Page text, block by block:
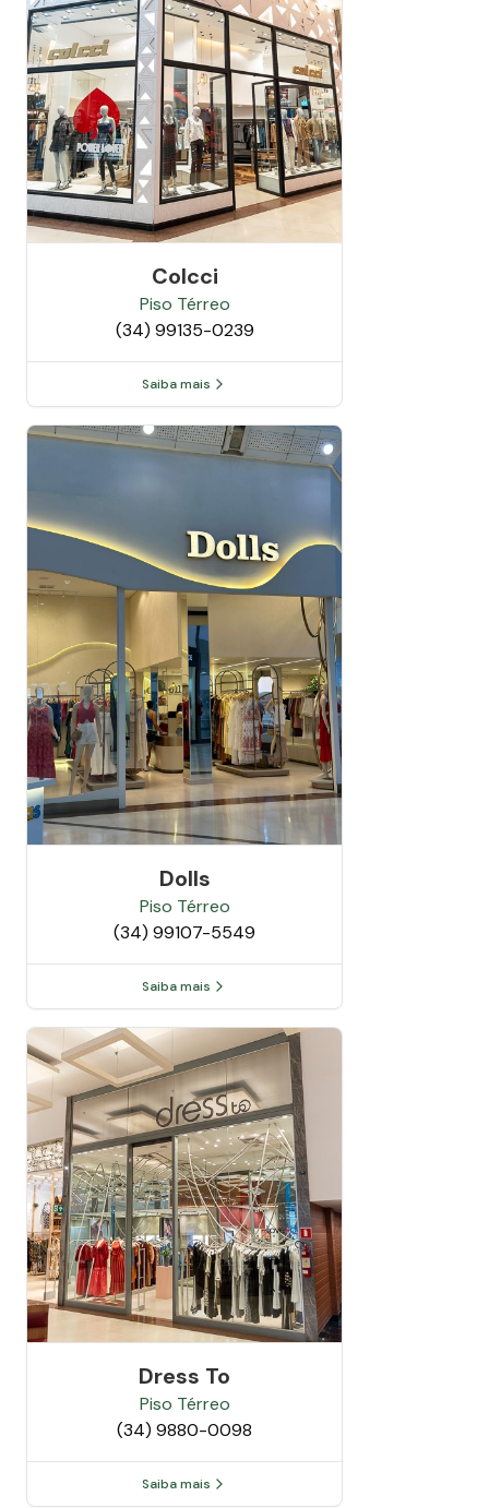
Colcci
Piso Térreo
(34) 99135-0239
Saiba mais
Dolls
Piso Térreo
(34) 99107-5549
Saiba mais
Dress To
Piso Térreo
(34) 9880-0098
Saiba mais